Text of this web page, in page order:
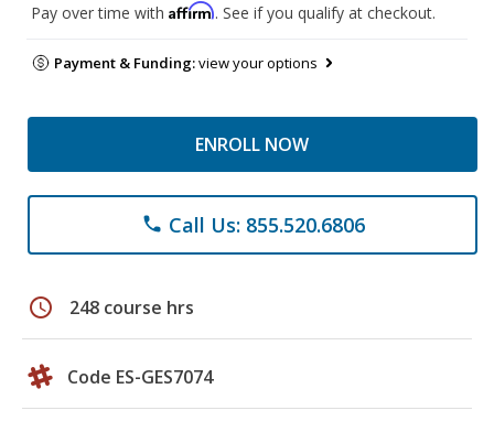
Pay over time with Affirm. See if you qualify at checkout.
Payment & Funding:view your options
ENROLL NOW
phone Call Us: 855.520.6806
schedule 248 course hrs
Code ES-GES7074